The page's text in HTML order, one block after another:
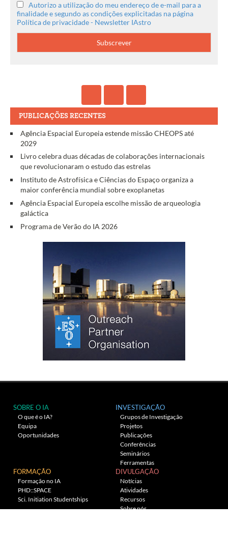
Autorizo a utilização do meu endereço de e-mail para a
finalidade e segundo as condições explicitadas na página
Política de privacidade - Newsletter IAstro
PUBLICAÇÕES RECENTES
Agência Espacial Europeia estende missão CHEOPS até
2029
Livro celebra duas décadas de colaborações internacionais
que revolucionaram o estudo das estrelas
Instituto de Astrofísica e Ciências do Espaço organiza a
maior conferência mundial sobre exoplanetas
Agência Espacial Europeia escolhe missão de arqueologia
galáctica
Programa de Verão do IA 2026
SOBRE O IA
O que é o IA?
Equipa
Oportunidades
INVESTIGAÇÃO
Grupos de Investigação
Projetos
Publicações
Conferências
Seminários
Ferramentas
FORMAÇÃO
Formação no IA
PHD::SPACE
Sci. Initiation Studentships
DIVULGAÇÃO
Notícias
Atividades
Recursos
Sobre nós